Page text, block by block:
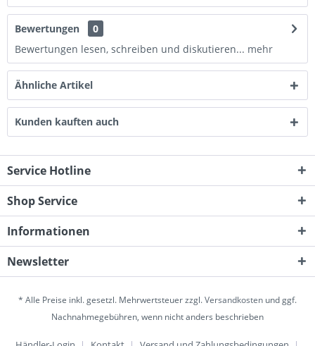
Bewertungen
0
Bewertungen lesen, schreiben und diskutieren... mehr
Ähnliche Artikel
Kunden kauften auch
Service Hotline
Shop Service
Informationen
Newsletter
* Alle Preise inkl. gesetzl. Mehrwertsteuer zzgl.Versandkosten und ggf.
Nachnahmegebühren, wenn nicht anders beschrieben